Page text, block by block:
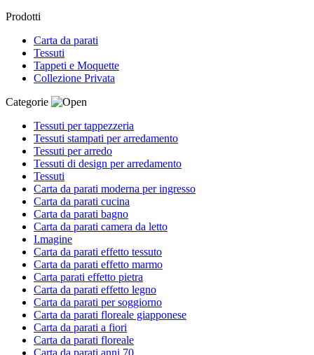
Prodotti
Carta da parati
Tessuti
Tappeti e Moquette
Collezione Privata
Categorie
Tessuti per tappezzeria
Tessuti stampati per arredamento
Tessuti per arredo
Tessuti di design per arredamento
Tessuti
Carta da parati moderna per ingresso
Carta da parati cucina
Carta da parati bagno
Carta da parati camera da letto
I.magine
Carta da parati effetto tessuto
Carta da parati effetto marmo
Carta parati effetto pietra
Carta da parati effetto legno
Carta da parati per soggiorno
Carta da parati floreale giapponese
Carta da parati a fiori
Carta da parati floreale